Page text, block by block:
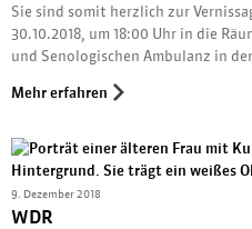
Sie sind somit herzlich zur
30.10.2018, um 18:00 Uhr in die
und Senologischen Ambulanz in
Mehr erfahren
9. Dezember 2018
WDR